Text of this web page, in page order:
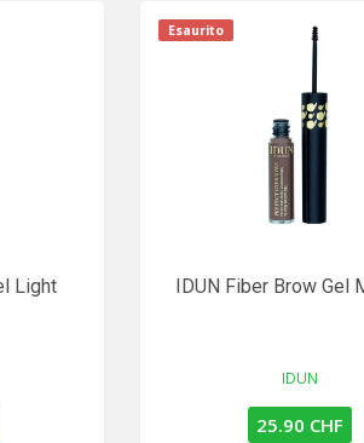
Light
Esaurito
IDUN Fiber Brow Gel
IDUN
25.90 CHF